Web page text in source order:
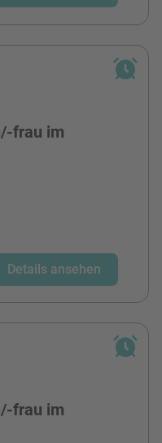
frau im
Details ansehen
frau im